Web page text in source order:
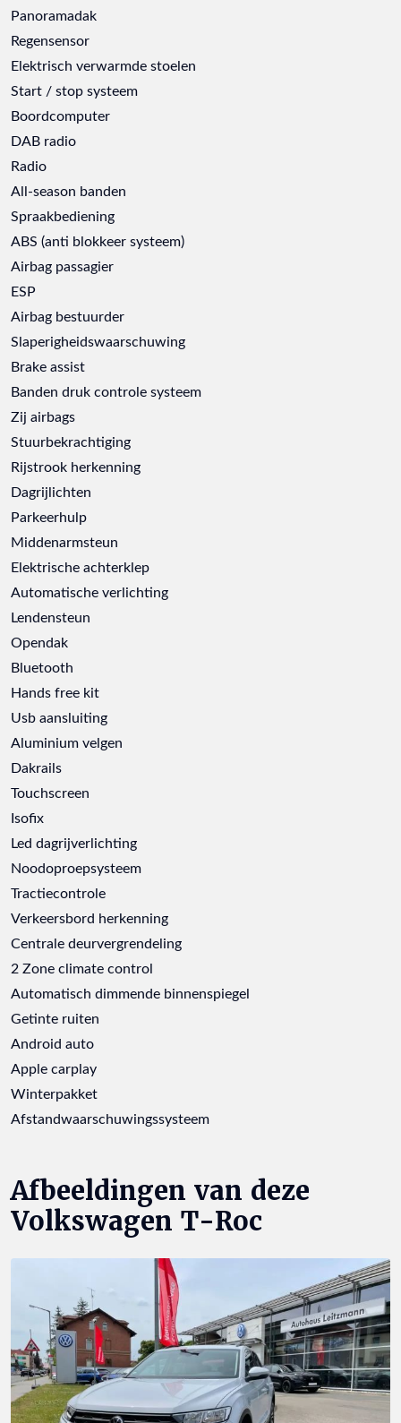
Panoramadak
Regensensor
Elektrisch verwarmde stoelen
Start / stop systeem
Boordcomputer
DAB radio
Radio
All-season banden
Spraakbediening
ABS (anti blokkeer systeem)
Airbag passagier
ESP
Airbag bestuurder
Slaperigheidswaarschuwing
Brake assist
Banden druk controle systeem
Zij airbags
Stuurbekrachtiging
Rijstrook herkenning
Dagrijlichten
Parkeerhulp
Middenarmsteun
Elektrische achterklep
Automatische verlichting
Lendensteun
Opendak
Bluetooth
Hands free kit
Usb aansluiting
Aluminium velgen
Dakrails
Touchscreen
Isofix
Led dagrijverlichting
Noodoproepsysteem
Tractiecontrole
Verkeersbord herkenning
Centrale deurvergrendeling
2 Zone climate control
Automatisch dimmende binnenspiegel
Getinte ruiten
Android auto
Apple carplay
Winterpakket
Afstandwaarschuwingssysteem
Afbeeldingen van deze
Volkswagen T-Roc